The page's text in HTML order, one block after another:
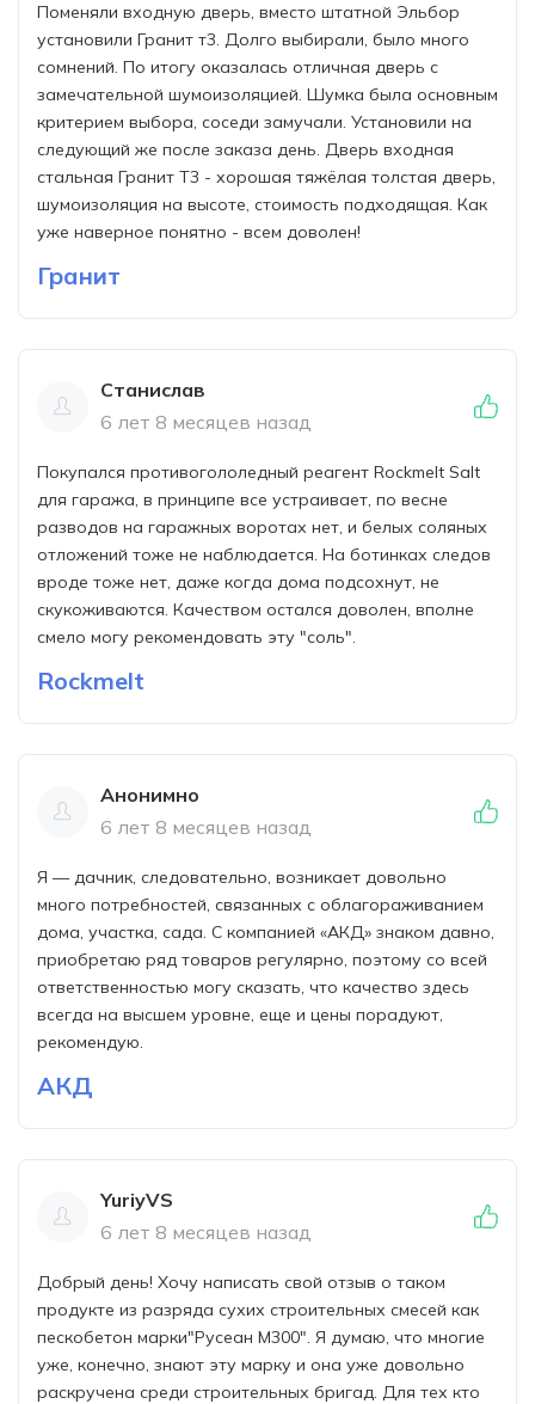
Поменяли входную дверь, вместо штатной Эльбор
установили Гранит т3. Долго выбирали, было много
сомнений. По итогу оказалась отличная дверь с
замечательной шумоизоляцией. Шумка была основным
критерием выбора, соседи замучали. Установили на
следующий же после заказа день. Дверь входная
стальная Гранит Т3 - хорошая тяжёлая толстая дверь,
шумоизоляция на высоте, стоимость подходящая. Как
уже наверное понятно - всем доволен!
Гранит
Станислав
6 лет 8 месяцев назад
Покупался противогололедный реагент Rockmelt Salt
для гаража, в принципе все устраивает, по весне
разводов на гаражных воротах нет, и белых соляных
отложений тоже не наблюдается. На ботинках следов
вроде тоже нет, даже когда дома подсохнут, не
скукоживаются. Качеством остался доволен, вполне
смело могу рекомендовать эту "соль".
Rockmelt
Анонимно
6 лет 8 месяцев назад
Я — дачник, следовательно, возникает довольно
много потребностей, связанных с облагораживанием
дома, участка, сада. С компанией «АКД» знаком давно,
приобретаю ряд товаров регулярно, поэтому со всей
ответственностью могу сказать, что качество здесь
всегда на высшем уровне, еще и цены порадуют,
рекомендую.
АКД
YuriyVS
6 лет 8 месяцев назад
Добрый день! Хочу написать свой отзыв о таком
продукте из разряда сухих строительных смесей как
пескобетон марки"Русеан М300". Я думаю, что многие
уже, конечно, знают эту марку и она уже довольно
раскручена среди строительных бригад. Для тех кто